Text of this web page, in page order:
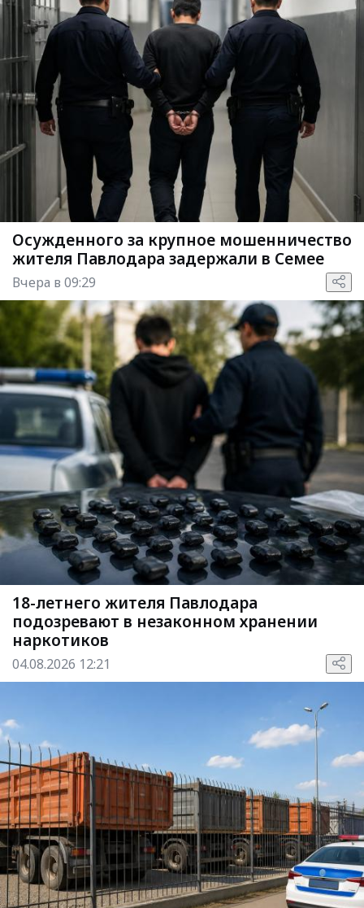
Осужденного за крупное мошенничество
жителя Павлодара задержали в Семее
Вчера в 09:29
18-летнего жителя Павлодара
подозревают в незаконном хранении
наркотиков
04.08.2026 12:21